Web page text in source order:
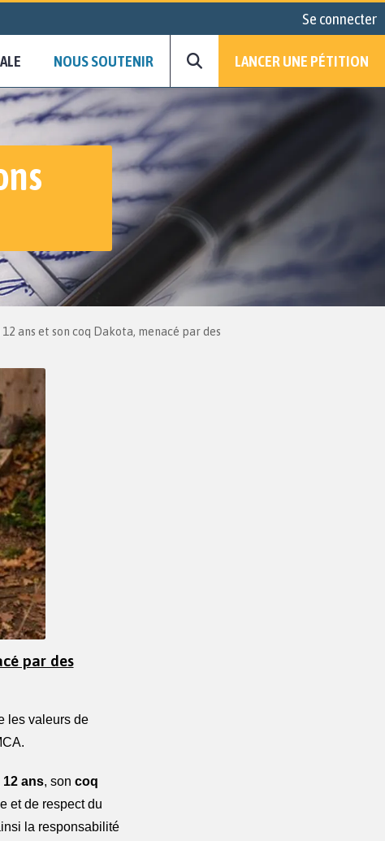
Se connecter
NOUS SOUTENIR LANCER UNE PÉTITION
ans et son coq Dakota, menacé par des
par des
les valeurs de
ans, son coq
et de respect du
la responsabilité